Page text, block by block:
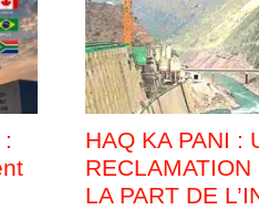
HAQ KA PANI :
LA PART DE